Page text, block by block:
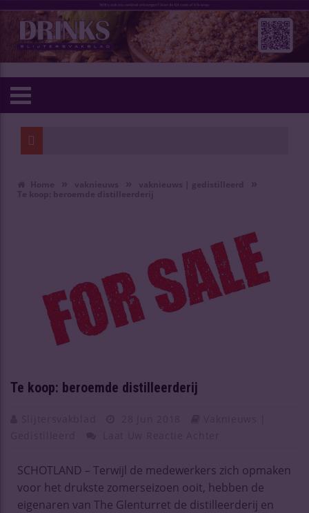
Te koop: beroemde distilleerderij
SCHOTLAND – Terwijl de medewerkers zich opmaken
voor het drukste zomerseizoen ooit, hebben de
eigenaren van The Glenturret de distilleerderij en